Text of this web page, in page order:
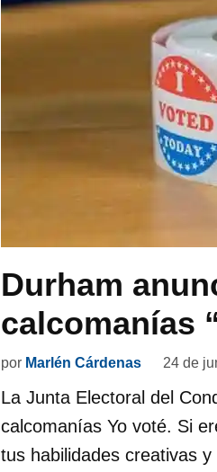
Durham
calcomanías
por Marlén Cárdenas 24 de
La Junta Electoral del
calcomanías Yo voté. Si
tus habilidades creativas